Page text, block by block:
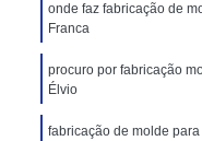
Molde de
Moldes para Injeção de
de Moldes para
Injeção de
onde faz fabricação de
Franca
procuro por fabricação
Élvio
fabricação de molde